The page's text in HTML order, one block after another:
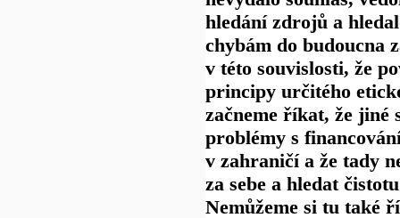
hledání zdrojů a
chybám do budoucna
v této souvislosti, že
principy určitého
začneme říkat, že jiné
problémy s
v zahraničí a že tady
za sebe a hledat
Nemůžeme si tu také